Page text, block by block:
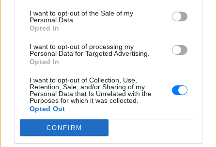
I want to opt-out of the Sale of my
Personal Data.
Opted In
I want to opt-out of processing my
Personal Data for Targeted Advertising.
Opted In
I want to opt-out of Collection, Use,
Retention, Sale, and/or Sharing of my
Personal Data that Is Unrelated with the
Purposes for which it was collected.
Opted Out
CONFIRM
εμπλάκηκε σε βίαιη συμπλοκή
Εντοπίστηκε σήραγγα 40 μέτρων στη
Λιθουανία για τη διέλευση παράνομων
μεταναστών από τη Λευκορωσία
Λιθουανοί συνοριοφύλακες δέχθηκαν επίθεση σε μία
περίπτωση από ομάδα μεταναστών που αντιστέκονταν στη
σύλληψή τους, οι αξιωματικοί αναγκάστηκαν να
υποχωρήσουν και οι παράνομοι μετανάστες διέφυγαν πίσω